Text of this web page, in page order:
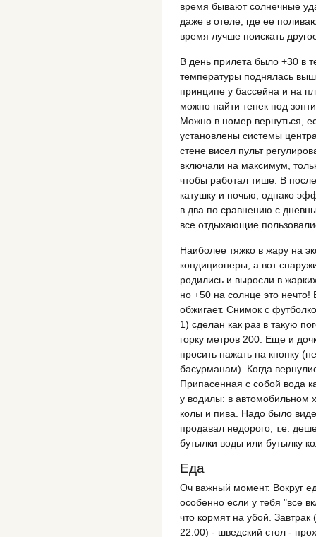
время бывают солнечные
даже в отеле, где ее
время лучше поискать
В день прилета было +30 в
температуры поднялась
принципе у бассейна и на
можно найти тенек под
Можно в номер вернуться,
установлены системы
стене висел пульт
включали на максимум,
чтобы работал тише. В
катушку и ночью, однако
в два по сравнению с
все отдыхающие
Наиболее тяжко в жару на
кондиционеры, а вот
родились и выросли в
но +50 на солнце это нечто!
обжигает. Снимок с
1) сделан как раз в такую
горку метров 200. Еще и
просить нажать на кнопку
басурманам). Когда
Припасенная с собой вода
у водилы: в автомобильном
колы и пива. Надо было
продавал недорого, т.е.
бутылки воды или бутылку
Еда
Оч важный момент. Вокруг
особенно если у тебя "все
что кормят на убой.
22.00) - шведский стол -